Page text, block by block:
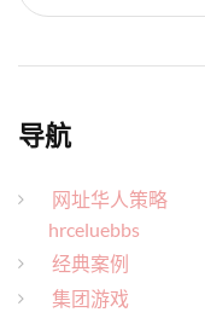
导航
网址华人策略
hrceluebbs
经典案例
集团游戏